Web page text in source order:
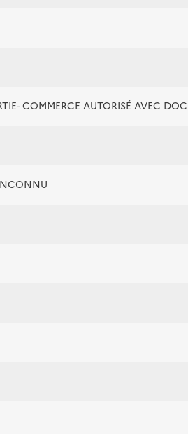
COMMERCE AUTORISÉ AVEC